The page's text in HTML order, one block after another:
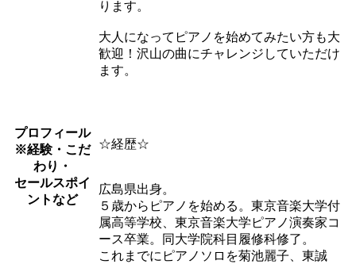
プロフィール
※経験・こだ
わり・
セールスポイ
ントなど
ります。
大人になってピアノを始めてみたい方も大
歓迎！沢山の曲にチャレンジしていただけ
ます。
☆経歴☆
広島県出身。
５歳からピアノを始める。東京音楽大学付
属高等学校、東京音楽大学ピアノ演奏家コ
ース卒業。同大学院科目履修科修了。
これまでにピアノソロを菊池麗子、東誠